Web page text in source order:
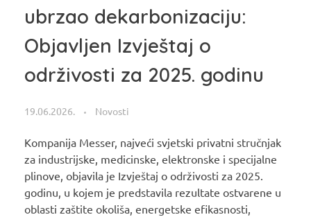
ubrzao dekarbonizaciju:
Objavljen Izvještaj o
održivosti za 2025. godinu
19.06.2026. Novosti
Kompanija Messer, najveći svjetski privatni stručnjak
za industrijske, medicinske, elektronske i specijalne
plinove, objavila je Izvještaj o održivosti za 2025.
godinu, u kojem je predstavila rezultate ostvarene u
oblasti zaštite okoliša, energetske efikasnosti,